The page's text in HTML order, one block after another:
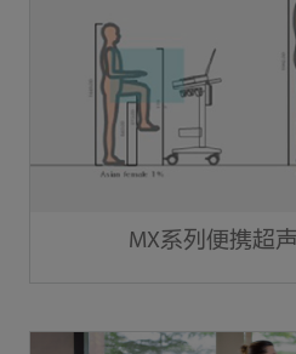
MX系列便携超